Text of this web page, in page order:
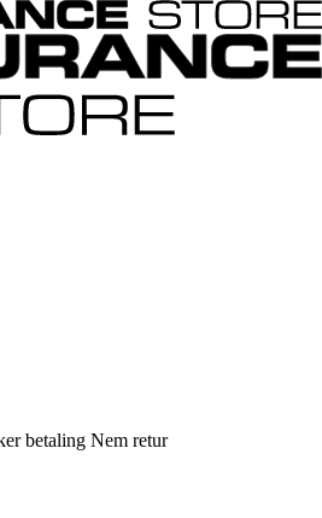
betaling Nem retur